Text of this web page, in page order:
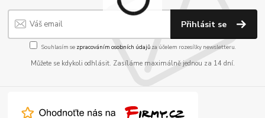
Přihlásit se
Souhlasím se zpracováním osobních údajůza účelem rozesílky newsletteru.
Můžete se kdykoli odhlásit. Zasíláme maximálně jednou za 14 dní.